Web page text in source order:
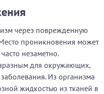
через поврежденную
проникновения может
незаметно.
для окружающих,
Из организма
жидкостью из тканей в